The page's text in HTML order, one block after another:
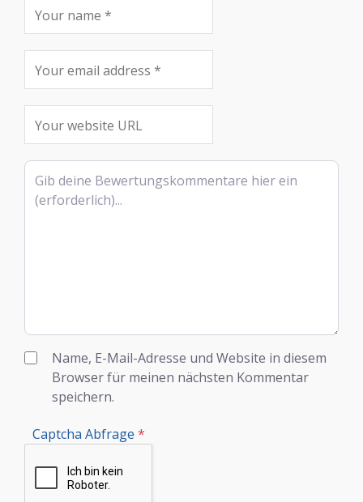
Rezensionstext
Name, E-Mail-Adresse und Website in diesem
Browser für meinen nächsten Kommentar
speichern.
Captcha Abfrage *